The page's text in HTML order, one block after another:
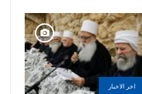
اخر الاخبار